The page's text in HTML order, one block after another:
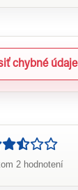
chybné údaje
2 hodnotení